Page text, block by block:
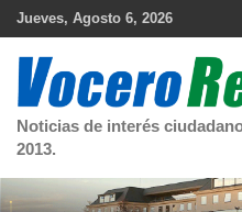
Skip
Jueves, Agosto 6, 2026
Noticias de interés
2013.